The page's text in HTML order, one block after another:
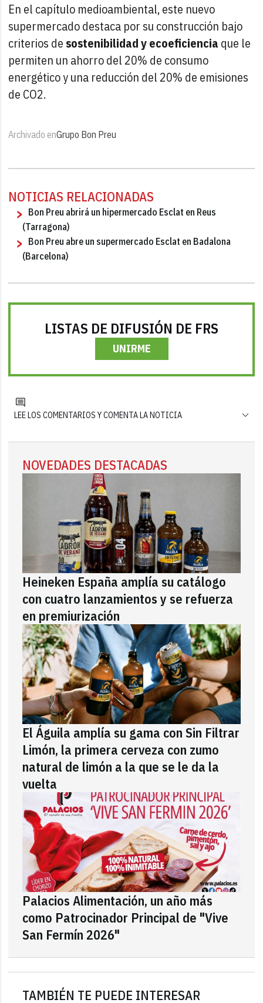
En el capítulo medioambiental, este nuevo
supermercado destaca por su construcción bajo
criterios de sostenibilidad y ecoeficiencia que le
permiten un ahorro del 20% de consumo
energético y una reducción del 20% de emisiones
de CO2.
Archivado enGrupo Bon Preu
NOTICIAS RELACIONADAS
Bon Preu abrirá un hipermercado Esclat en Reus
(Tarragona)
Bon Preu abre un supermercado Esclat en Badalona
(Barcelona)
LISTAS DE DIFUSIÓN DE FRS
UNIRME
LEE LOS COMENTARIOS Y COMENTA LA NOTICIA
NOVEDADES DESTACADAS
Heineken España amplía su catálogo
con cuatro lanzamientos y se refuerza
en premiurización
El Águila amplía su gama con Sin Filtrar
Limón, la primera cerveza con zumo
natural de limón a la que se le da la
vuelta
Palacios Alimentación, un año más
como Patrocinador Principal de "Vive
San Fermín 2026"
TAMBIÉN TE PUEDE INTERESAR